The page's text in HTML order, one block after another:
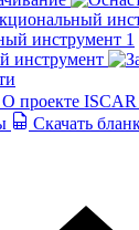
инструмент
О проекте
Скачать